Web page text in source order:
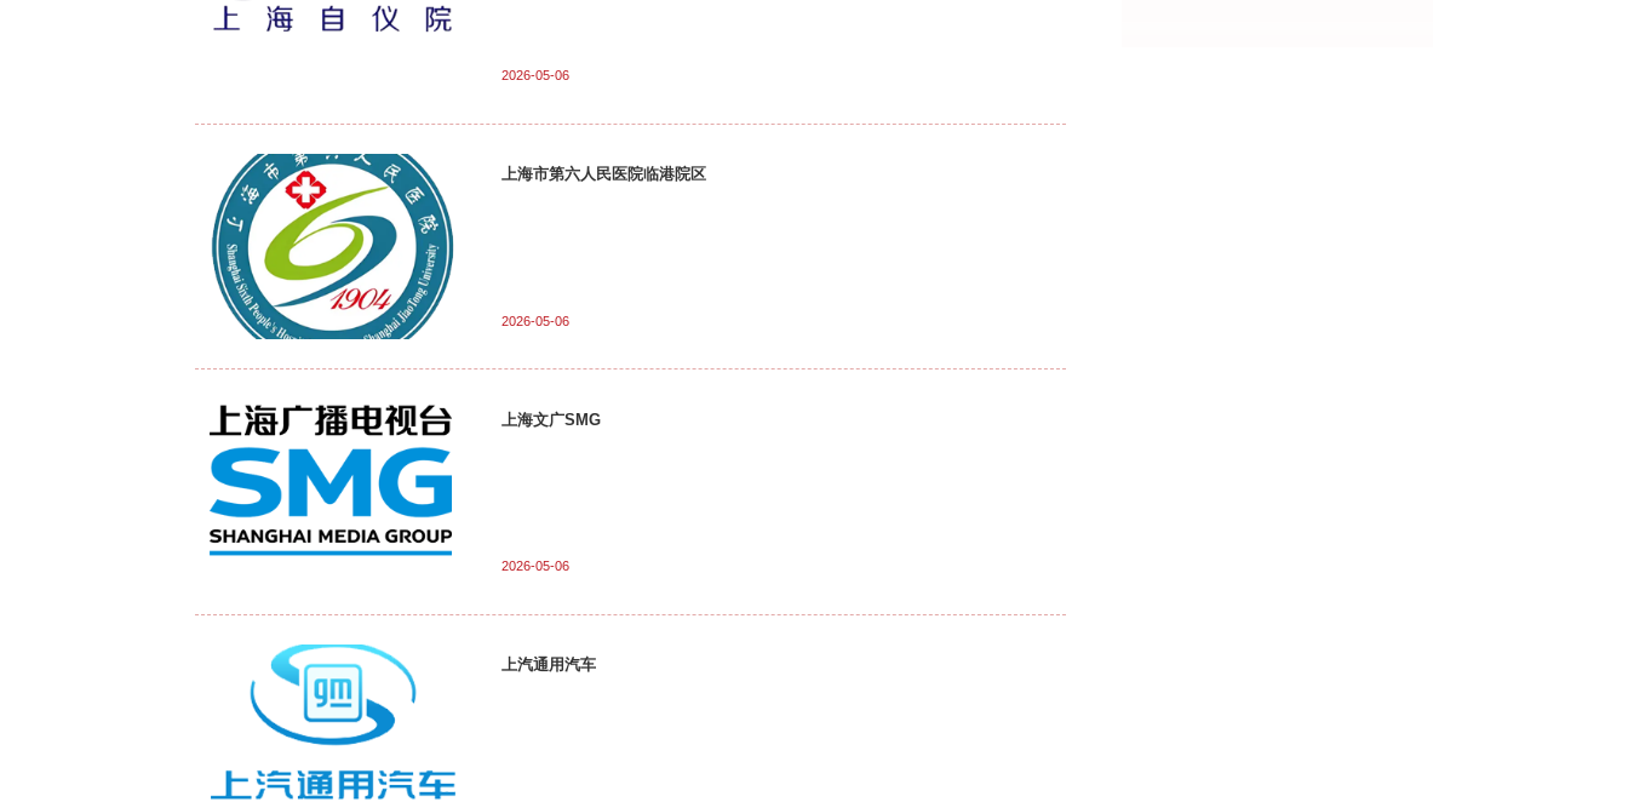
2026-05-06
上海市第六人民医院临港院区
2026-05-06
上海文广SMG
2026-05-06
上汽通用汽车